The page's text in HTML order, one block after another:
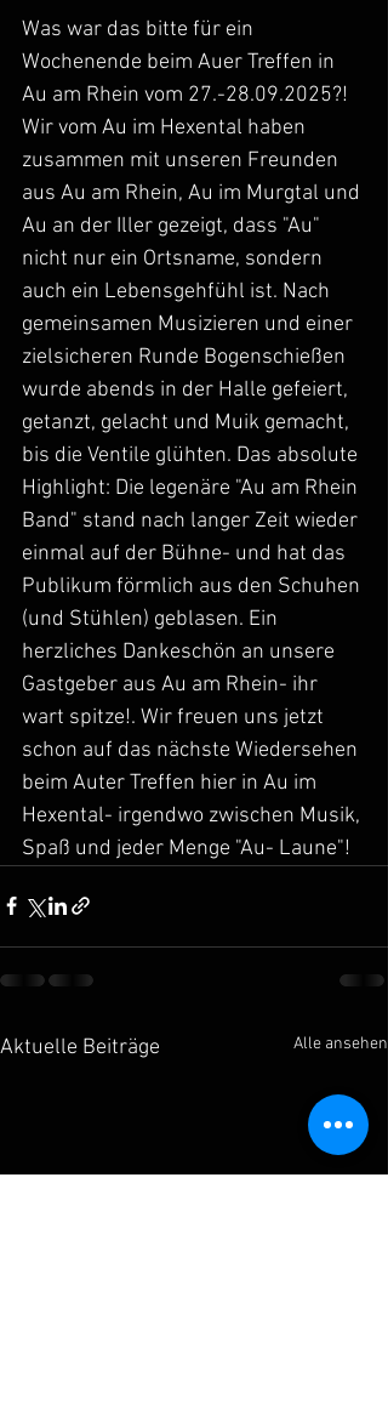
Was war das bitte für ein
Wochenende beim Auer Treffen in
Au am Rhein vom 27.-28.09.2025?!
Wir vom Au im Hexental haben
zusammen mit unseren Freunden
aus Au am Rhein, Au im Murgtal und
Au an der Iller gezeigt, dass "Au"
nicht nur ein Ortsname, sondern
auch ein Lebensgehfühl ist. Nach
gemeinsamen Musizieren und einer
zielsicheren Runde Bogenschießen
wurde abends in der Halle gefeiert,
getanzt, gelacht und Muik gemacht,
bis die Ventile glühten. Das absolute
Highlight: Die legenäre "Au am Rhein
Band" stand nach langer Zeit wieder
einmal auf der Bühne- und hat das
Publikum förmlich aus den Schuhen
(und Stühlen) geblasen. Ein
herzliches Dankeschön an unsere
Gastgeber aus Au am Rhein- ihr
wart spitze!. Wir freuen uns jetzt
schon auf das nächste Wiedersehen
beim Auter Treffen hier in Au im
Hexental- irgendwo zwischen Musik,
Spaß und jeder Menge "Au- Laune"!
Aktuelle Beiträge Alle ansehen